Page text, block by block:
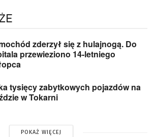
zderzył się z hulajnogą. Do
przewieziono 14-letniego
tysięcy zabytkowych pojazdów na
w Tokarni
POKAŻ WIĘCEJ